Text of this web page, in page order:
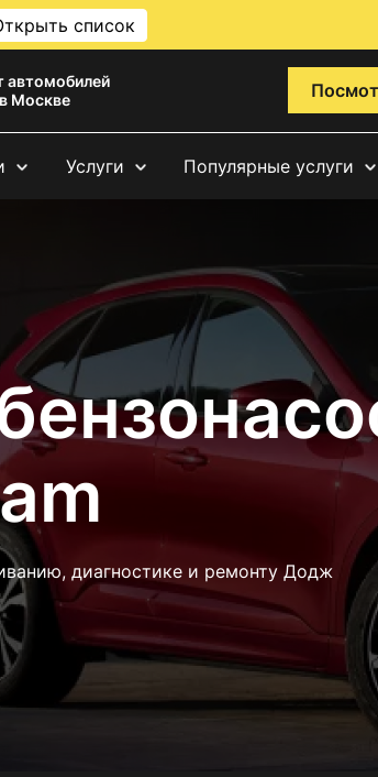
список
автомобилей
Москве
Услуги Популярные услуги
диагностике и ремонту Додж